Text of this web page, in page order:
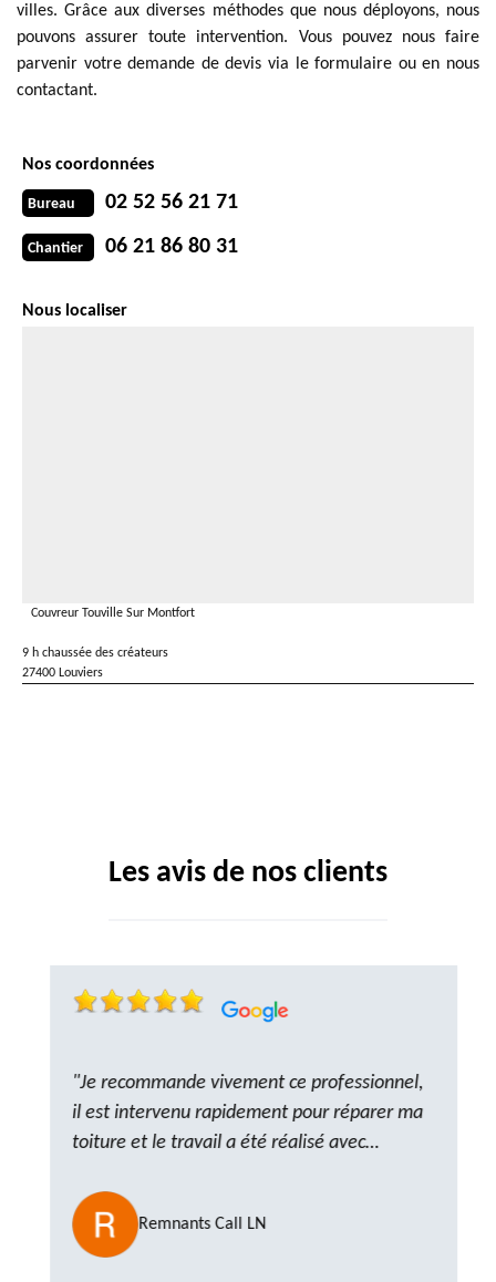
villes. Grâce aux diverses méthodes que nous déployons, nous
pouvons assurer toute intervention. Vous pouvez nous faire
parvenir votre demande de devis via le formulaire ou en nous
contactant.
Nos coordonnées
Bureau 02 52 56 21 71
Chantier 06 21 86 80 31
Nous localiser
Couvreur Touville Sur Montfort
9 h chaussée des créateurs
27400 Louviers
Les avis de nos clients
"Je recommande vivement ce professionnel,
il est intervenu rapidement pour réparer ma
toiture et le travail a été réalisé avec
ponctuel et à l’écoute, le résultat est
impeccable et le chantier a été laissé propre.
Un artisan de confiance que je n’hésiterai pas
Remnants Call LN